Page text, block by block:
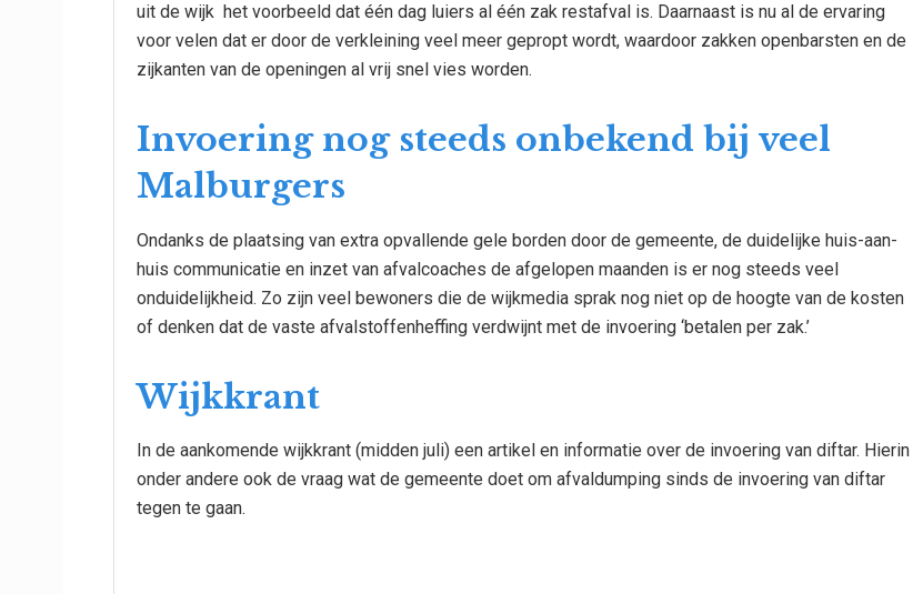
uit de wijk het voorbeeld dat één dag luiers al één zak restafval is. Daarnaast is nu al de ervaring
voor velen dat er door de verkleining veel meer gepropt wordt, waardoor zakken openbarsten en de
zijkanten van de openingen al vrij snel vies worden.
Invoering nog steeds onbekend bij veel
Malburgers
Ondanks de plaatsing van extra opvallende gele borden door de gemeente, de duidelijke huis-aan-
huis communicatie en inzet van afvalcoaches de afgelopen maanden is er nog steeds veel
onduidelijkheid. Zo zijn veel bewoners die de wijkmedia sprak nog niet op de hoogte van de kosten
of denken dat de vaste afvalstoffenheffing verdwijnt met de invoering ‘betalen per zak.’
Wijkkrant
In de aankomende wijkkrant (midden juli) een artikel en informatie over de invoering van diftar. Hierin
onder andere ook de vraag wat de gemeente doet om afvaldumping sinds de invoering van diftar
tegen te gaan.